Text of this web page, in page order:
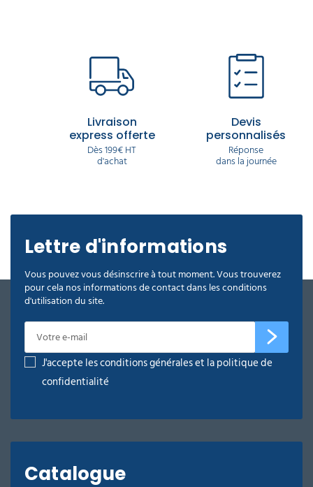
régulièrement.
Livraison
express offerte
Dès 199€ HT
d'achat
Devis
personnalisés
Réponse
dans la journée
Lettre d'informations
Vous pouvez vous désinscrire à tout moment. Vous trouverez
pour cela nos informations de contact dans les conditions
d'utilisation du site.
J'accepte les conditions générales et la politique de
confidentialité
Catalogue